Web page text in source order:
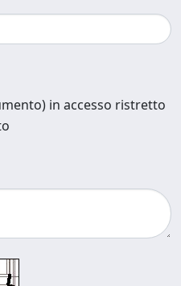
in accesso ristretto